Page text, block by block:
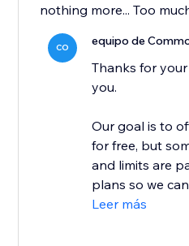
nothing more... Too
CO equipo de
Thanks for
you.
Our goal is to
for free, but
and limits are
plans so we
Leer más